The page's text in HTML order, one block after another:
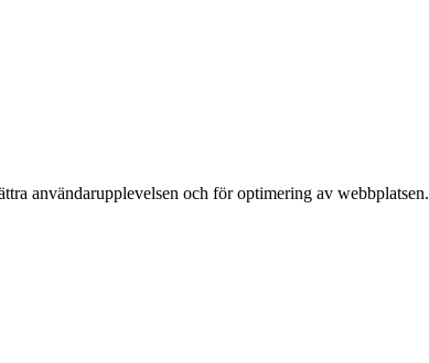
användarupplevelsen och för optimering av webbplatsen.